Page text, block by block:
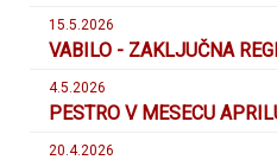
15.5.2026
VABILO - ZAKLJUČNA
4.5.2026
PESTRO V MESECU
20.4.2026